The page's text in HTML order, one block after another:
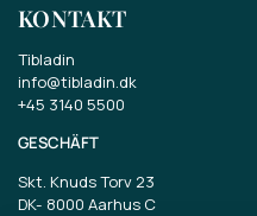
KONTAKT
Tibladin
info@tibladin.dk
+45 3140 5500
GESCHÄFT
Skt. Knuds Torv 23
DK- 8000 Aarhus C